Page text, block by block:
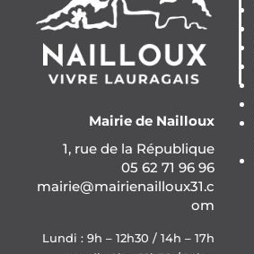
Mairie de Nailloux
1, rue de la République
05 62 71 96 96
mairie@mairienailloux31.c
om
Lundi : 9h – 12h30 / 14h – 17h